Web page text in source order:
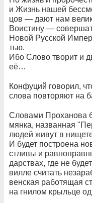
и Жизнь на­шей
цов — да­ют нам
Во­ис­ти­ну —
Но­вой Рус­ской
тью.
Ибо Сло­во тво­рит и
её…
Кон­фу­ций го­во­рил,
сло­ва по­вто­ря­ют на
Сло­ва­ми Про­ха­но­ва
мян­ка, на­зван­ная
лю­дей жи­вут в
И бу­дет по­ст­ро­е­на
ст­ли­вы и
дар­ст­вах, где не
вил­ле счи­тать
вен­ская ра­бо­тя­щая
на гни­лом крыль­це